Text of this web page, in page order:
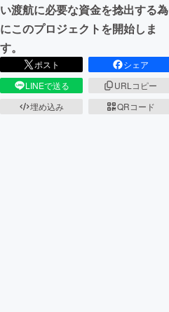
い渡航に必要な資金を捻出する為
にこのプロジェクトを開始しま
す。
ポスト
シェア
LINEで送る
URLコピー
埋め込み
QRコード